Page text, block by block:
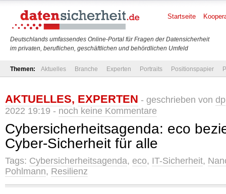
Deutschlands umfassendes Online-Portal für Fragen der Datensicherheit
im privaten, beruflichen, geschäftlichen und behördlichen Umfeld
Startseite
Themen: Aktuelles Branche Experten Portraits Positionspapier
AKTUELLES, EXPERTEN - geschrieben von dp
2022 19:19 - noch keine Kommentare
Cybersicherheitsagenda: eco
Cyber-Sicherheit für alle
Tags: Cybersicherheitsagenda, eco, IT-Sicherheit,
Pohlmann, Resilienz